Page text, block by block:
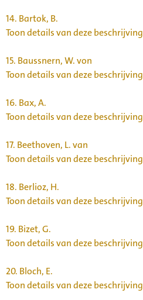
14. Bartok, B.
Toon details van deze beschrijving
15. Baussnern, W. von
Toon details van deze beschrijving
16. Bax, A.
Toon details van deze beschrijving
17. Beethoven, L. van
Toon details van deze beschrijving
18. Berlioz, H.
Toon details van deze beschrijving
19. Bizet, G.
Toon details van deze beschrijving
20. Bloch, E.
Toon details van deze beschrijving